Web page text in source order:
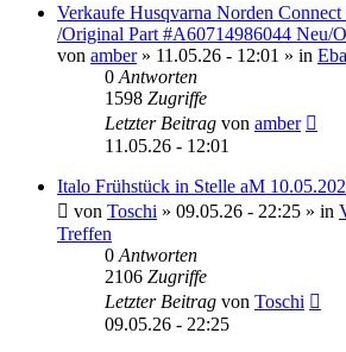
Verkaufe Husqvarna Norden
/Original Part #A60714986044 Neu/
von amber» 11.05.26 - 12:01 » in
0 Antworten
1598 Zugriffe
Letzter Beitrag von amber
11.05.26 - 12:01
Italo Frühstück in Stelle aM
von Toschi » 09.05.26 - 22:25 » in
Treffen
0 Antworten
2106 Zugriffe
Letzter Beitrag von Toschi
09.05.26 - 22:25